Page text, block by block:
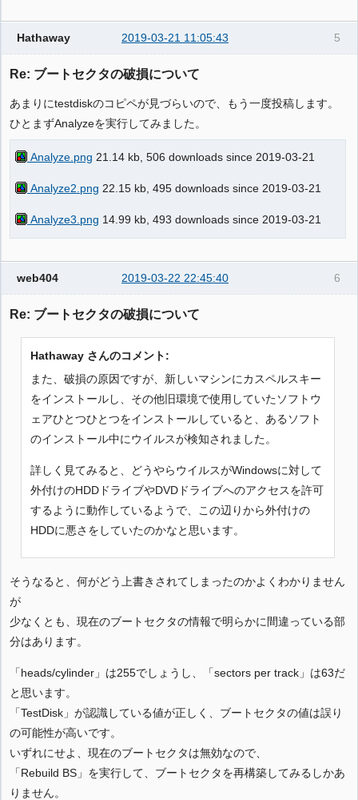
5
Hathaway 2019-03-21 11:05:43
Re: ブートセクタの破損について
あまりにtestdiskのコピペが見づらいので、もう一度投稿します。
ひとまずAnalyzeを実行してみました。
Analyze.png 21.14 kb, 506 downloads since 2019-03-21
Analyze2.png 22.15 kb, 495 downloads since 2019-03-21
Analyze3.png 14.99 kb, 493 downloads since 2019-03-21
6
web404 2019-03-22 22:45:40
Re: ブートセクタの破損について
Hathaway さんのコメント:
また、破損の原因ですが、新しいマシンにカスペルスキー
をインストールし、その他旧環境で使用していたソフトウ
ェアひとつひとつをインストールしていると、あるソフト
のインストール中にウイルスが検知されました。
詳しく見てみると、どうやらウイルスがWindowsに対して
外付けのHDDドライブやDVDドライブへのアクセスを許可
するように動作しているようで、この辺りから外付けの
HDDに悪さをしていたのかなと思います。
そうなると、何がどう上書きされてしまったのかよくわかりません
が
少なくとも、現在のブートセクタの情報で明らかに間違っている部
分はあります。
「heads/cylinder」は255でしょうし、「sectors per track」は63だ
と思います。
「TestDisk」が認識している値が正しく、ブートセクタの値は誤り
の可能性が高いです。
いずれにせよ、現在のブートセクタは無効なので、
「Rebuild BS」を実行して、ブートセクタを再構築してみるしかあ
りません。